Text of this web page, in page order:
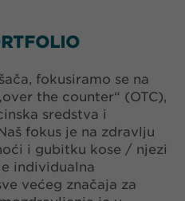
fokusiramo se na
the counter“ (OTC),
sredstva i
fokus je na zdravlju
i gubitku kose / njezi
individualna
većeg značaja za